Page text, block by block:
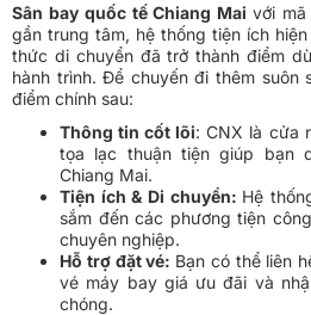
Sân bay quốc tế Chiang Maivới
gần trung tâm, hệ thống tiện ích
thức di chuyển đã trở thành điểm
hành trình. Để chuyến đi thêm
điểm chính sau:
Thông tin cốt lõi: CNX là cửa
tọa lạc thuận tiện giúp bạn
Chiang Mai.
Tiện ích & Di chuyển: Hệ
sắm đến các phương tiện
chuyên nghiệp.
Hỗ trợ đặt vé: Bạn có thể liên
vé máy bay giá ưu đãi và
chóng.